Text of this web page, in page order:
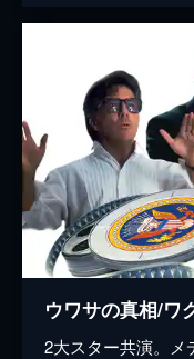
ウワサの真相/ワ
2大スター共演。メ